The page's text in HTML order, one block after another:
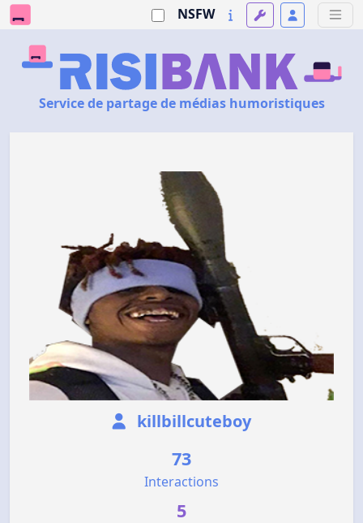
NSFW
Service de partage de médias humoristiques
killbillcuteboy
73
Interactions
5